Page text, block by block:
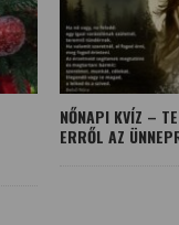
NŐNAPI KVÍZ –
ERRŐL AZ